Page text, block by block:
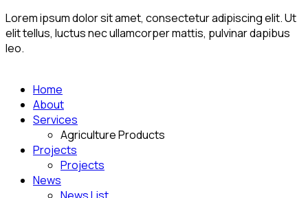
Lorem ipsum dolor sit amet, consectetur adipiscing elit. Ut
elit tellus, luctus nec ullamcorper mattis, pulvinar dapibus
leo.
Home
About
Services
Agriculture Products
Projects
Projects
News